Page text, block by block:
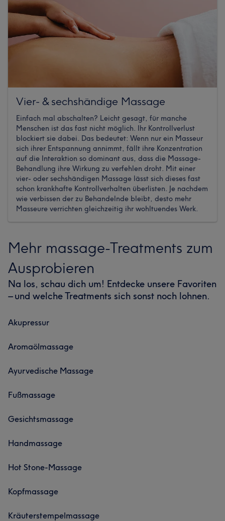
Vier- & sechshändige Massage
Einfach mal abschalten? Leicht gesagt, für manche
Menschen ist das fast nicht möglich. Ihr Kontrollverlust
blockiert sie dabei. Das bedeutet: Wenn nur ein Masseur
sich ihrer Entspannung annimmt, fällt ihre Konzentration
auf die Interaktion so dominant aus, dass die Massage-
Behandlung ihre Wirkung zu verfehlen droht. Mit einer
vier- oder sechshändigen Massage lässt sich dieses fast
schon krankhafte Kontrollverhalten überlisten. Je nachdem
wie verbissen der zu Behandelnde bleibt, desto mehr
Masseure verrichten gleichzeitig ihr wohltuendes Werk.
Mehr massage-Treatments zum
Ausprobieren
Na los, schau dich um! Entdecke unsere Favoriten
– und welche Treatments sich sonst noch lohnen.
Akupressur
Aromaölmassage
Ayurvedische Massage
Fußmassage
Gesichtsmassage
Handmassage
Hot Stone-Massage
Kopfmassage
Kräuterstempelmassage